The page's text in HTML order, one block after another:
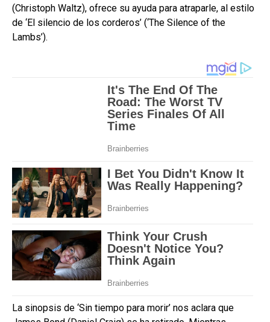
(Christoph Waltz), ofrece su ayuda para atraparle, al estilo
de ‘El silencio de los corderos’ (‘The Silence of the
Lambs’).
La sinopsis de ‘Sin tiempo para morir’ nos aclara que